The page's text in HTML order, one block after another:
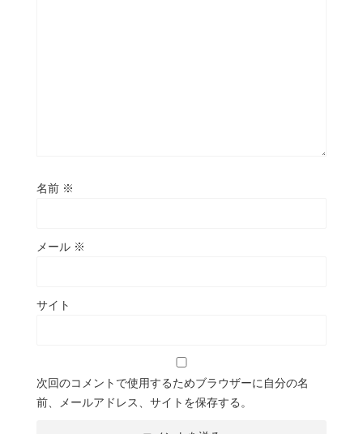
名前 ※
メール ※
サイト
次回のコメントで使用するためブラウザーに自分の名
前、メールアドレス、サイトを保存する。